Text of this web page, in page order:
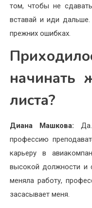
том, чтобы не
вставай и иди
прежних ошибках.
начинать
листа?
Диана Машкова:
профессию
карьеру в
высокой должности и
меняла работу,
засасывает меня.